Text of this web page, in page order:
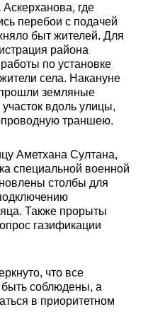
где
перебои с подачей
быт жителей. Для
района
по установке
села. Накануне
земляные
вдоль улицы,
траншею.
Аметхана Султана,
специальной военной
столбы для
Также прорыты
газификации
что все
соблюдены, а
в приоритетном